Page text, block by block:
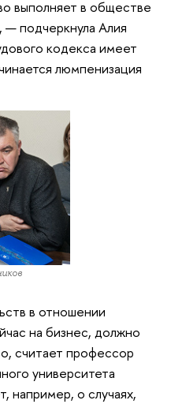
выполняет в обществе
подчеркнула Алия
кодекса имеет
люмпенизация
в отношении
на бизнес, должно
считает профессор
университета
например, о случаях,